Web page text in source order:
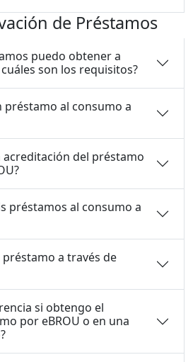
de Préstamos
puedo obtener a
son los requisitos?
préstamo al consumo a
acreditación del préstamo
préstamos al consumo a
a través de
si obtengo el
por eBROU o en una